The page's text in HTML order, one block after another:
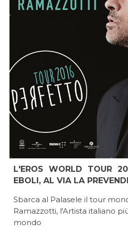
L'EROS WORLD TOUR
EBOLI, AL VIA LA
Sbarca al Palasele il tour
Ramazzotti, l'Artista italiano
mondo